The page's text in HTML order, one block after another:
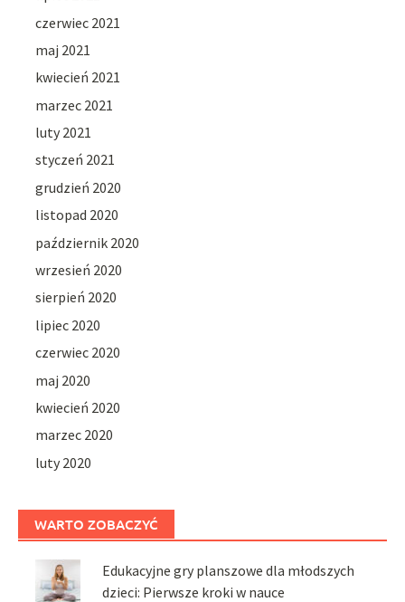
czerwiec 2021
maj 2021
kwiecień 2021
marzec 2021
luty 2021
styczeń 2021
grudzień 2020
listopad 2020
październik 2020
wrzesień 2020
sierpień 2020
lipiec 2020
czerwiec 2020
maj 2020
kwiecień 2020
marzec 2020
luty 2020
WARTO ZOBACZYĆ
Edukacyjne gry planszowe dla młodszych
dzieci: Pierwsze kroki w nauce